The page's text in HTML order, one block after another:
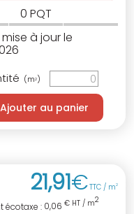
0 PQT
à jour le
(m2)
Ajouter au panier
21,91€TTC / m2
écotaxe : 0,06 € HT / m2